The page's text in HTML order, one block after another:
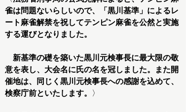
雀は問題ないらしいので、「黒川基準」によるレ
ート麻雀解禁を祝してテンピン麻雀を公然と実施
する運びとなりました。
新基準の礎を築いた黒川元検事長に最大限の敬
意を表し、大会名に氏の名を冠しました。また開
催地は、同じく黒川元検事長への感謝を込めて、
検察庁前といたします。
〉